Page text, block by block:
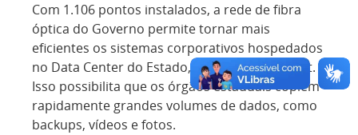
Com 1.106 pontos instalados, a rede de fibra
óptica do Governo permite tornar mais
eficientes os sistemas corporativos hospedados
no Data Center do Estado, sediado no Prodest.
Isso possibilita que os órgãos estaduais copiem
rapidamente grandes volumes de dados, como
backups, vídeos e fotos.